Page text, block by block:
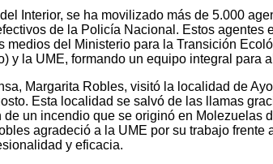
Interior, se ha movilizado más de 5.000
de la Policía Nacional. Estos agentes
medios del Ministerio para la Transición
y la UME, formando un equipo integral para
Margarita Robles, visitó la localidad de
Esta localidad se salvó de las llamas
de un incendio que se originó en Molezuelas
agradeció a la UME por su trabajo frente
y eficacia.